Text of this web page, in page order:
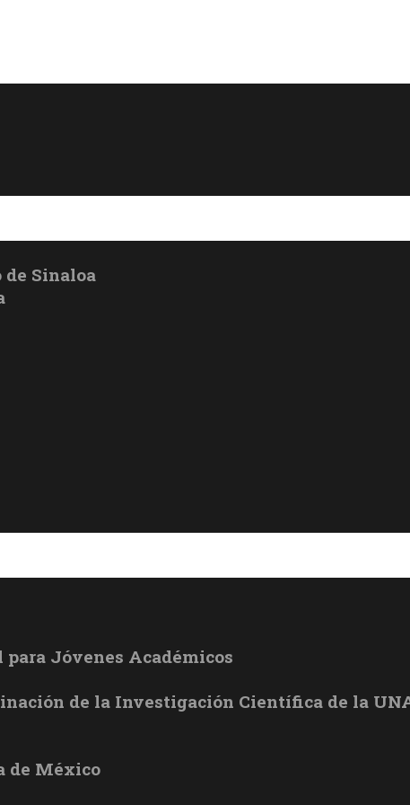
de Sinaloa
Jóvenes Académicos
de la Investigación Científica de la
de México